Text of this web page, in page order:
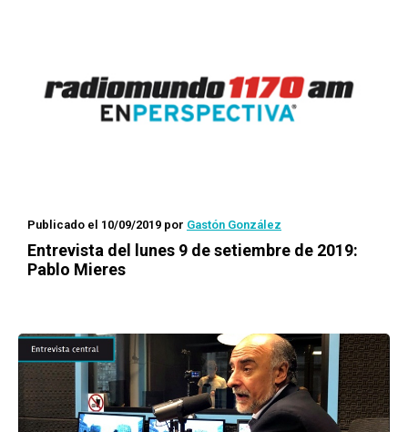
Publicado el 10/09/2019 por Gastón González
Entrevista del lunes 9 de setiembre de 2019:
Pablo Mieres